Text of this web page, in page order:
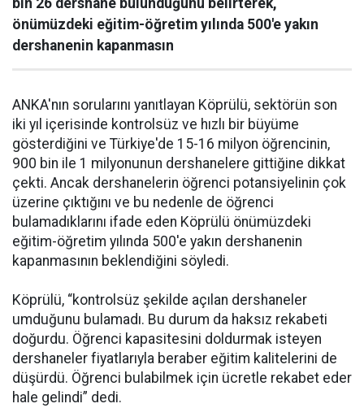
bin 26 dershane bulunduğunu belirterek,
önümüzdeki eğitim-öğretim yılında 500'e yakın
dershanenin kapanmasın
ANKA'nın sorularını yanıtlayan Köprülü, sektörün son
iki yıl içerisinde kontrolsüz ve hızlı bir büyüme
gösterdiğini ve Türkiye'de 15-16 milyon öğrencinin,
900 bin ile 1 milyonunun dershanelere gittiğine dikkat
çekti. Ancak dershanelerin öğrenci potansiyelinin çok
üzerine çıktığını ve bu nedenle de öğrenci
bulamadıklarını ifade eden Köprülü önümüzdeki
eğitim-öğretim yılında 500'e yakın dershanenin
kapanmasının beklendiğini söyledi.
Köprülü, “kontrolsüz şekilde açılan dershaneler
umduğunu bulamadı. Bu durum da haksız rekabeti
doğurdu. Öğrenci kapasitesini doldurmak isteyen
dershaneler fiyatlarıyla beraber eğitim kalitelerini de
düşürdü. Öğrenci bulabilmek için ücretle rekabet eder
hale gelindi” dedi.